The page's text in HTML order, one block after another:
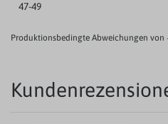
47-49
Produktionsbedingte Abweichungen von